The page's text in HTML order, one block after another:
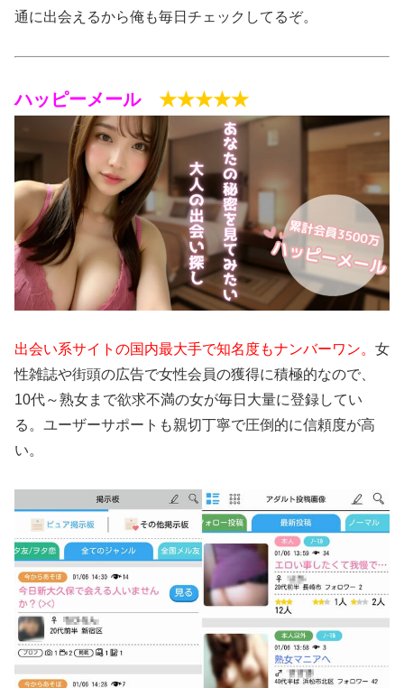
通に出会えるから俺も毎日チェックしてるぞ。
ハッピーメール ★★★★★
出会い系サイトの国内最大手で知名度もナンバーワン。 女
性雑誌や街頭の広告で女性会員の獲得に積極的なので、
10代～熟女まで欲求不満の女が毎日大量に登録してい
る。ユーザーサポートも親切丁寧で圧倒的に信頼度が高
い。